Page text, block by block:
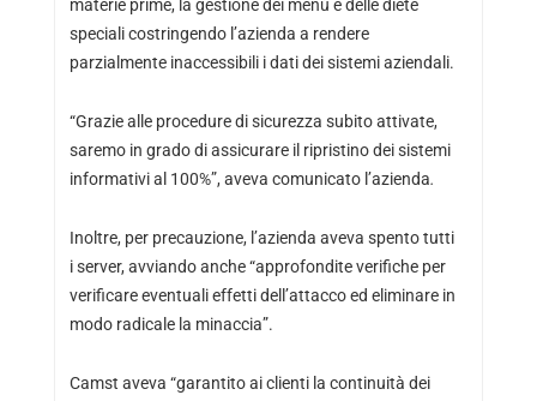
materie prime, la gestione dei menù e delle diete
speciali costringendo l’azienda a rendere
parzialmente inaccessibili i dati dei sistemi aziendali.
“Grazie alle procedure di sicurezza subito attivate,
saremo in grado di assicurare il ripristino dei sistemi
informativi al 100%”, aveva comunicato l’azienda.
Inoltre, per precauzione, l’azienda aveva spento tutti
i server, avviando anche “approfondite verifiche per
verificare eventuali effetti dell’attacco ed eliminare in
modo radicale la minaccia”.
Camst aveva “garantito ai clienti la continuità dei